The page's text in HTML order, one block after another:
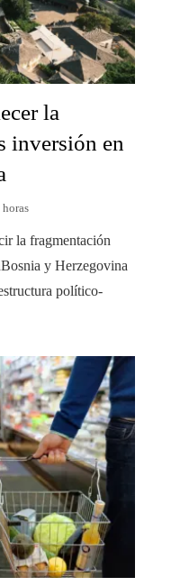
la
inversión en
horas
la fragmentación
y Herzegovina
político-